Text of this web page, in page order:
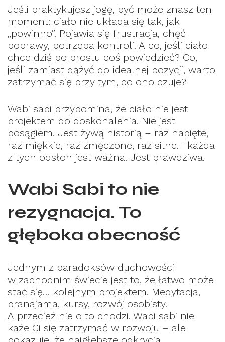
Jeśli praktykujesz jogę, być może znasz ten
moment: ciało nie układa się tak, jak
„powinno”. Pojawia się frustracja, chęć
poprawy, potrzeba kontroli. A co, jeśli ciało
chce dziś po prostu coś powiedzieć? Co,
jeśli zamiast dążyć do idealnej pozycji, warto
zatrzymać się przy tym, co ono czuje?
Wabi sabi przypomina, że ciało nie jest
projektem do doskonalenia. Nie jest
posągiem. Jest żywą historią – raz napięte,
raz miękkie, raz zmęczone, raz silne. I każda
z tych odsłon jest ważna. Jest prawdziwa.
Wabi Sabi to nie
rezygnacja. To
głęboka obecność
Jednym z paradoksów duchowości
w zachodnim świecie jest to, że łatwo może
stać się… kolejnym projektem. Medytacja,
pranajama, kursy, rozwój osobisty.
A przecież nie o to chodzi. Wabi sabi nie
każe Ci się zatrzymać w rozwoju – ale